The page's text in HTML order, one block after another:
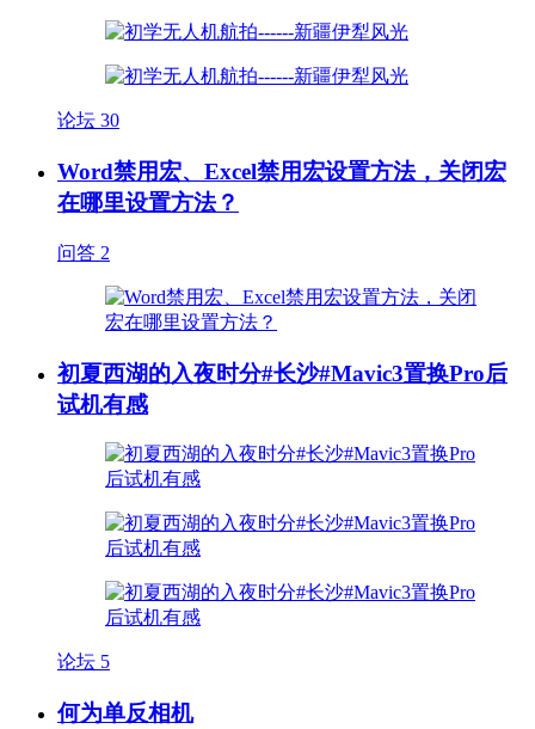
论坛 30
Word禁用宏、Excel禁用宏设置方法，关闭宏
在哪里设置方法？
问答 2
初夏西湖的入夜时分#长沙#Mavic3置换Pro后
试机有感
论坛 5
何为单反相机